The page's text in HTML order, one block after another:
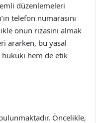
düzenlemeleri
telefon numarasını
onun rızasını almak
ararken, bu yasal
hukuki hem de etik
Öncelikle,